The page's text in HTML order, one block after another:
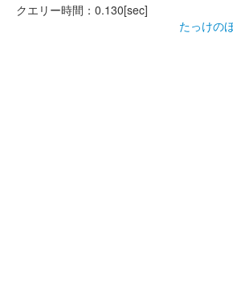
クエリー時間：0.130[sec]
たっけの